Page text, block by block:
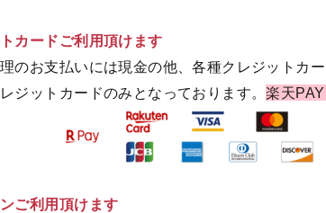
カードご利用頂けます
のお支払いには現金の他、各種クレジットカ
ジットカードのみとなっております。楽天
ご利用頂けます